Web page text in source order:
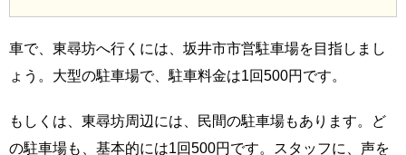
車で、東尋坊へ行くには、坂井市市営駐車場を目指しまし
ょう。大型の駐車場で、駐車料金は1回500円です。
もしくは、東尋坊周辺には、民間の駐車場もあります。ど
の駐車場も、基本的には1回500円です。スタッフに、声を